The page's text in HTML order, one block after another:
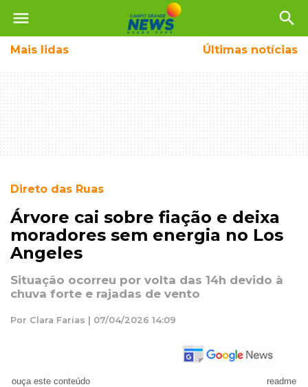
menu search
Mais lidas Últimas notícias
Direto das Ruas
Árvore cai sobre fiação e deixa
moradores sem energia no Los
Angeles
Situação ocorreu por volta das 14h devido à
chuva forte e rajadas de vento
Por Clara Farias | 07/04/2026 14:09
ouça este conteúdo readme